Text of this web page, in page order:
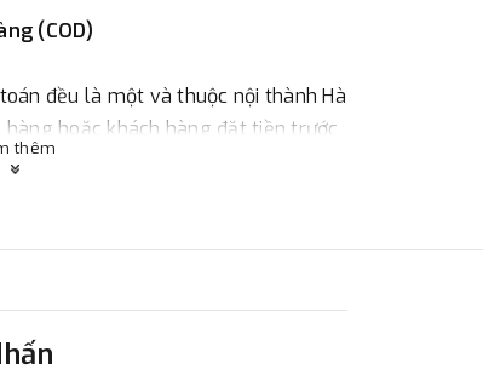
(COD)
đều là một và thuộc nội thành Hà
hoặc khách hàng đặt tiền trước
đơn hàng.
thêm